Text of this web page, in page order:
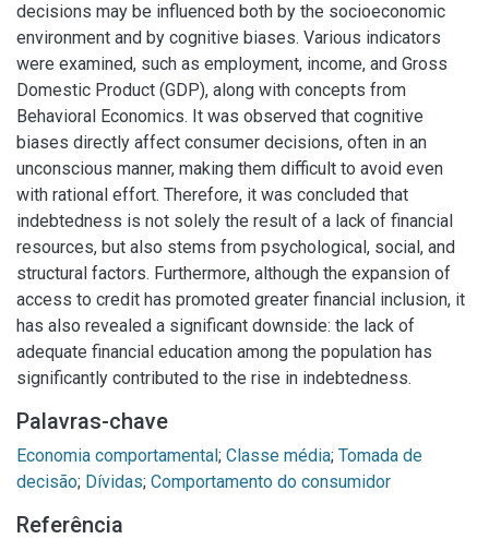
decisions may be influenced both by the socioeconomic
environment and by cognitive biases. Various indicators
were examined, such as employment, income, and Gross
Domestic Product (GDP), along with concepts from
Behavioral Economics. It was observed that cognitive
biases directly affect consumer decisions, often in an
unconscious manner, making them difficult to avoid even
with rational effort. Therefore, it was concluded that
indebtedness is not solely the result of a lack of financial
resources, but also stems from psychological, social, and
structural factors. Furthermore, although the expansion of
access to credit has promoted greater financial inclusion, it
has also revealed a significant downside: the lack of
adequate financial education among the population has
significantly contributed to the rise in indebtedness.
Palavras-chave
Economia comportamental; Classe média; Tomada de
decisão; Dívidas; Comportamento do consumidor
Referência